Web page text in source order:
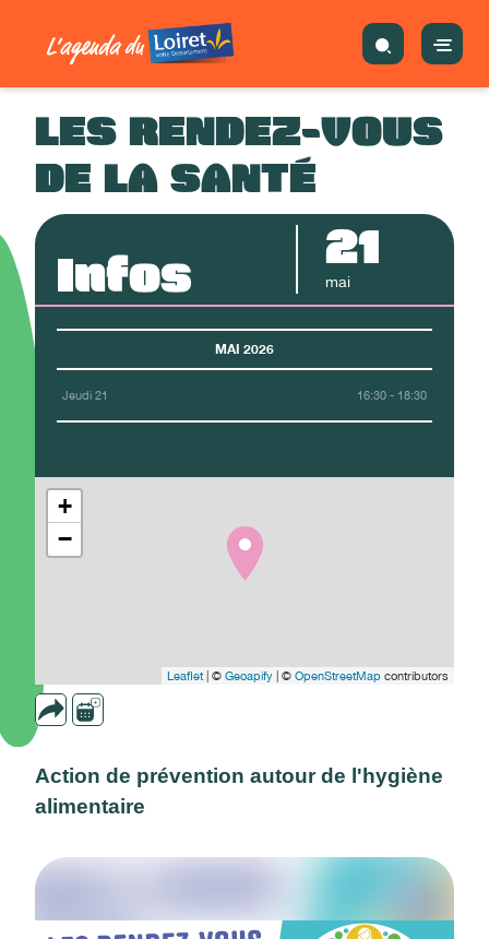
LES RENDEZ-VOUS
DE LA SANTÉ
Infos 21
mai
MAI 2026
Jeudi 21 16:30 - 18:30
+
−
Leaflet| © Geoapify | © OpenStreetMap contributors
Action de prévention autour de l'hygiène
alimentaire